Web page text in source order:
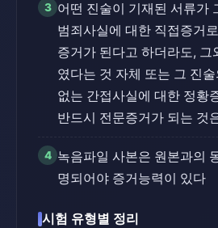
3 어떤 진술이 기재된 서류가
범죄사실에 대한 직접증거
증거가 된다고 하더라도, 그
였다는 것 자체 또는 그 진
없는 간접사실에 대한 정황
반드시 전문증거가 되는 것
4 녹음파일 사본은 원본과의
명되어야 증거능력이 있다
시험 유형별 정리